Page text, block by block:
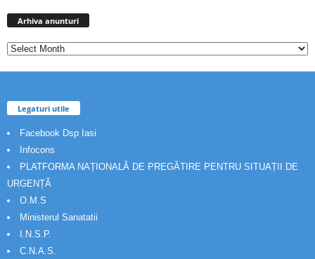
Arhiva anunturi
Legaturi utile
Facebook Dsp Iasi
Infocons
PLATFORMA NAȚIONALĂ DE PREGĂTIRE PENTRU SITUAȚII DE
URGENȚĂ
O.M.S
Ministerul Sanatatii
I.N.S.P.
C.N.A.S.